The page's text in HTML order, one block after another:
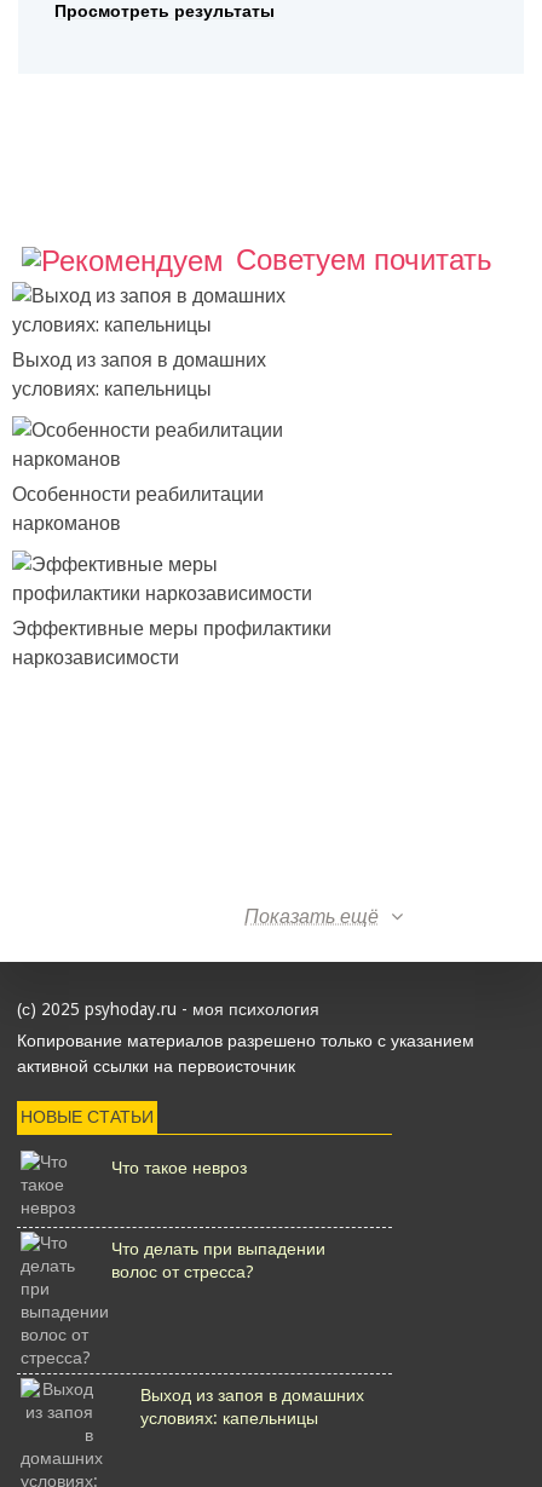
Просмотреть результаты
Советуем почитать
Выход из запоя в домашних
условиях: капельницы
Особенности реабилитации
наркоманов
Эффективные меры профилактики
наркозависимости
Показать ещё
(с) 2025 psyhoday.ru - моя психология
Копирование материалов разрешено только с указанием
активной ссылки на первоисточник
НОВЫЕ СТАТЬИ
Что такое невроз
Что делать при выпадении
волос от стресса?
Выход из запоя в домашних
условиях: капельницы